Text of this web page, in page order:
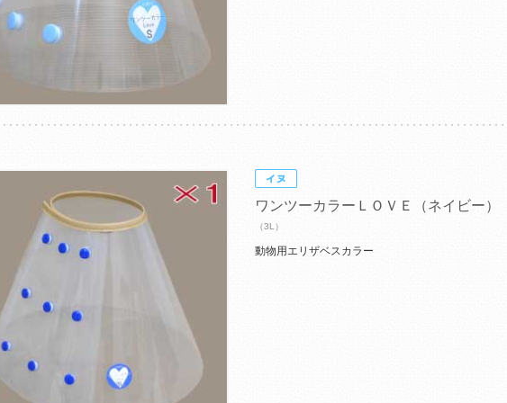
ワンツーカラーＬＯＶＥ（ネイビー）
（3L）
動物用エリザベスカラー